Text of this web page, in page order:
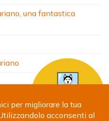
una fantastica